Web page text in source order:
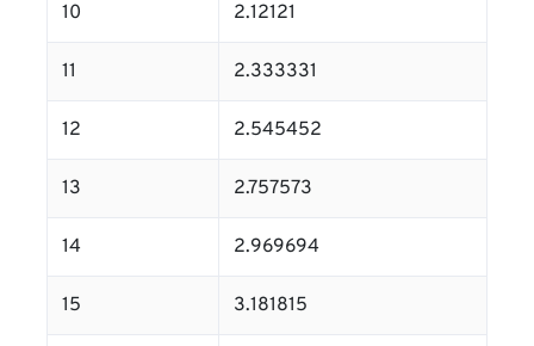
10 2.12121
11 2.333331
12 2.545452
13 2.757573
14 2.969694
15 3.181815